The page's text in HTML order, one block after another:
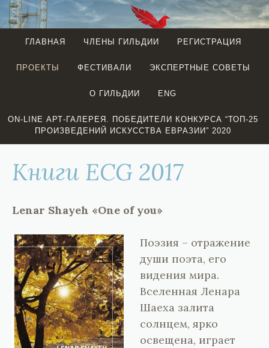
Перейти
к
содержимому
EURASIAN
GUILD
ГЛАВНАЯ ЧЛЕНЫ ГИЛЬДИИ РЕГИСТРАЦИЯ
ПРОЕКТЫ ФЕСТИВАЛИ ЭКСПЕРТНЫЕ СОВЕТЫ
О ГИЛЬДИИ ENG
ON-LINE АРТ-ГАЛЕРЕЯ. ПОБЕДИТЕЛИ КОНКУРСА “ТОП-25
ПРОИЗВЕДЕНИЙ ИСКУССТВА ЕВРАЗИИ” 2020
Книги ECG 2017
Lenar Shayeh «One of you»
Поэзия – отражение
души поэта, его
видения мира.
Вселенная Ленара
Шаеха залита
солнцем, ярко
освещена, играет